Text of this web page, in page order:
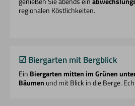
regionalen Köstlichkeiten.
☑︎ Biergarten mit Bergblick
Ein Biergarten mitten im Grünen
Bäumen und mit Blick in die Berge.